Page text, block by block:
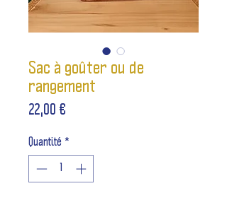
Sac à goûter ou de
rangement
22,00 €
Quantité *